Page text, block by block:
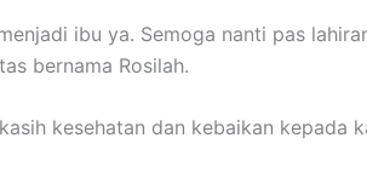
ibu ya. Semoga nanti pas
bernama Rosilah.
kesehatan dan kebaikan kepada